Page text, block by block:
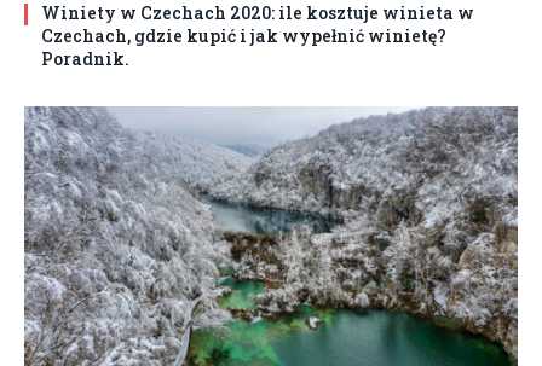
Winiety w Czechach 2020: ile kosztuje winieta w
Czechach, gdzie kupić i jak wypełnić winietę?
Poradnik.